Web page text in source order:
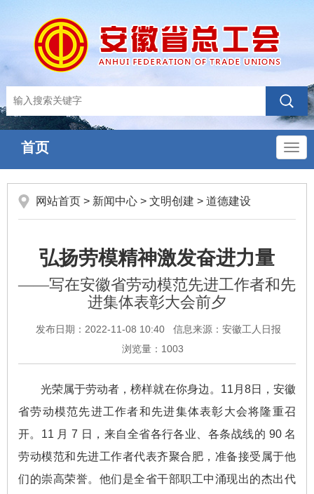
导
首页
网站首页 > 新闻中心 > 文明创建 > 道德建设
弘扬劳模精神激发奋进力量
——写在安徽省劳动模范先进工作者和先
进集体表彰大会前夕
发布日期：2022-11-08 10:40
信息来源：安徽工人日报
浏览量： 1003
光荣属于劳动者，榜样就在你身边。11月8日，安徽
省劳动模范先进工作者和先进集体表彰大会将隆重召
开。11 月 7 日，来自全省各行各业、各条战线的 90 名
劳动模范和先进工作者代表齐聚合肥，准备接受属于他
们的崇高荣誉。他们是全省干部职工中涌现出的杰出代